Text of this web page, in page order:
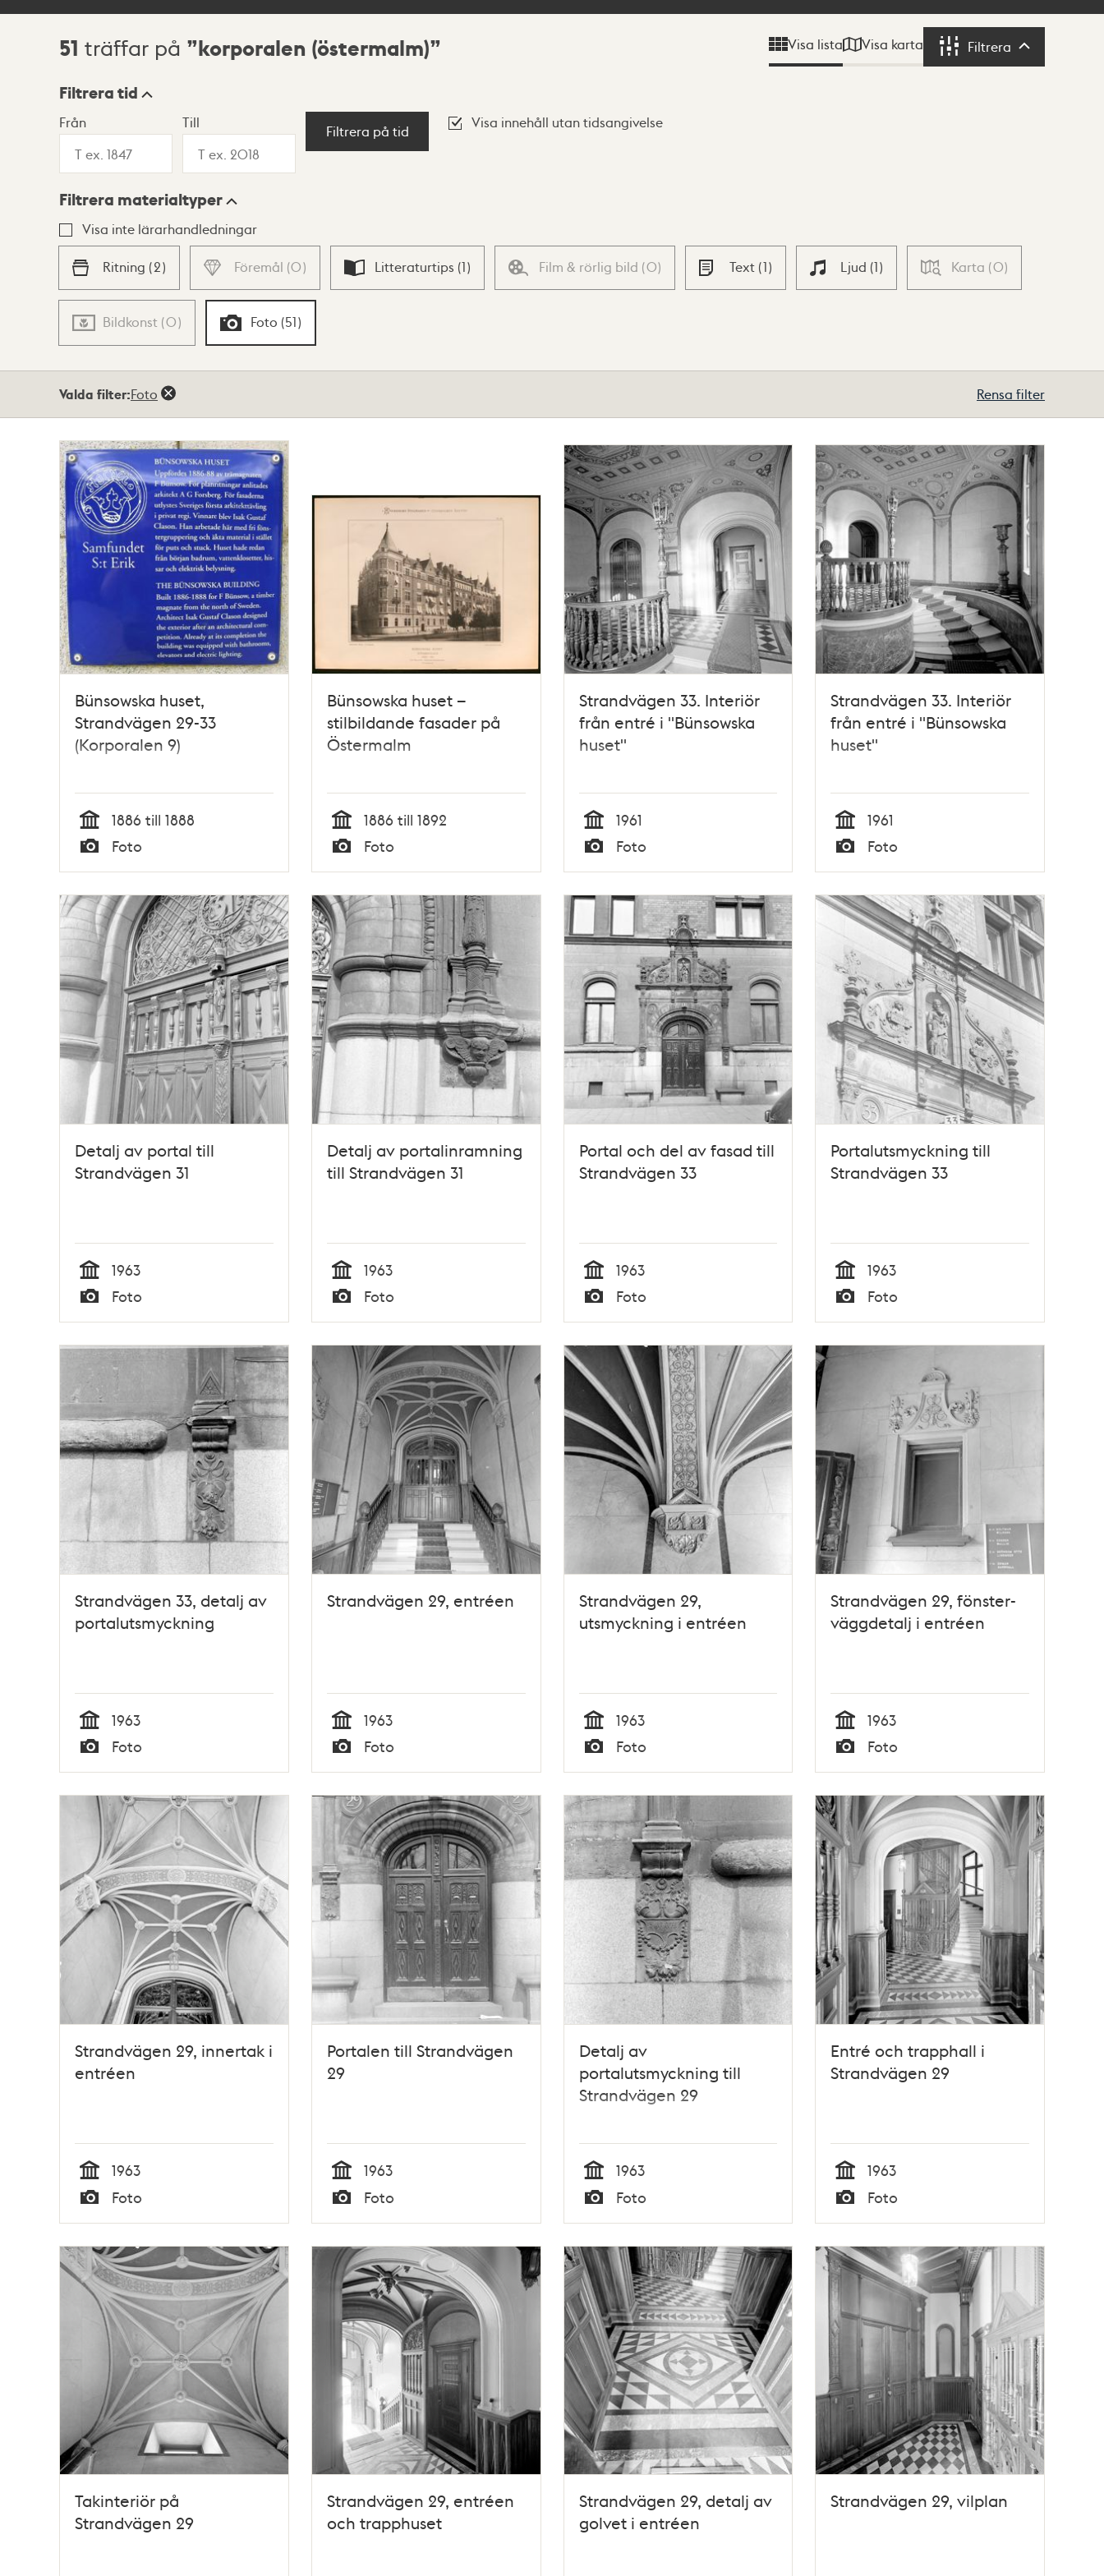
Sökresultat
51 träffar på korporalen (östermalm) Visa lista Visa karta Filtrera Filtrera
Visningsläge
Lista Karta
Filtrera tid
Från Till
Filtrera på tid
Visa innehåll utan tidsangivelse
Filtrera materialtyper
Visa inte lärarhandledningar
Ritning (2) Föremål (0) Litteraturtips (1) Film & rörlig bild (0) Text (1) Ljud (1) Karta (0)
Bildkonst (0) Foto (51)
Valda filter:Foto Rensa filter
Bünsowska huset,
Strandvägen 29-33
(Korporalen 9)
Tid
1886 till 1888
Typ
Foto
Bünsowska huset –
stilbildande fasader på
Östermalm
Tid
1886 till 1892
Typ
Foto
Strandvägen 33. Interiör
från entré i "Bünsowska
huset"
Tid
1961
Typ
Foto
Strandvägen 33. Interiör
från entré i "Bünsowska
huset"
Tid
1961
Typ
Foto
Detalj av portal till
Strandvägen 31
Tid
1963
Typ
Foto
Detalj av portalinramning
till Strandvägen 31
Tid
1963
Typ
Foto
Portal och del av fasad till
Strandvägen 33
Tid
1963
Typ
Foto
Portalutsmyckning till
Strandvägen 33
Tid
1963
Typ
Foto
Strandvägen 33, detalj av
portalutsmyckning
Tid
1963
Typ
Foto
Strandvägen 29, entréen
Tid
1963
Typ
Foto
Strandvägen 29,
utsmyckning i entréen
Tid
1963
Typ
Foto
Strandvägen 29, fönster-
väggdetalj i entréen
Tid
1963
Typ
Foto
Strandvägen 29, innertak i
entréen
Tid
1963
Typ
Foto
Portalen till Strandvägen
29
Tid
1963
Typ
Foto
Detalj av
portalutsmyckning till
Strandvägen 29
Tid
1963
Typ
Foto
Entré och trapphall i
Strandvägen 29
Tid
1963
Typ
Foto
Takinteriör på
Strandvägen 29
Strandvägen 29, entréen
och trapphuset
Strandvägen 29, detalj av
golvet i entréen
Strandvägen 29, vilplan